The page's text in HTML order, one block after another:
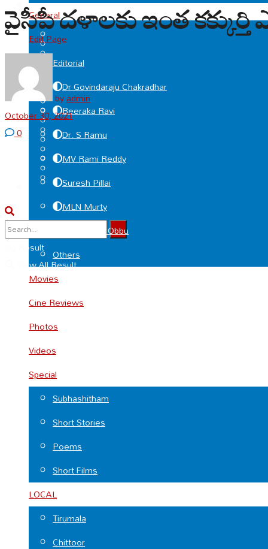
No Result
View All Result
General
Edit Page
Editorial
Dr Govindaraju Chakradhar
Beeraka Ravi
Dr. S Ramu
MV Rami Reddy
Suresh Pillai
MLN Murty
Deviprasad Obbu
Others
Movies
Cine Reviews
Photos
Videos
Special
Subhashitham
Short Stories
Poems
Short Films
LOCAL
Tirumala
Chittoor
వైసీపీ దళాలకు ఇంత కక్కుర్తి
byadmin
October 30, 2021
0